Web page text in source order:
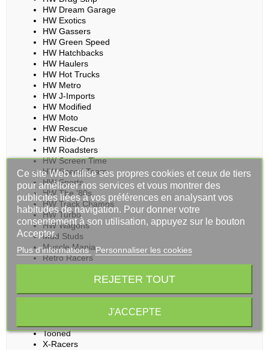
HW Dream Garage
HW Exotics
HW Gassers
HW Green Speed
HW Hatchbacks
HW Haulers
HW Hot Trucks
HW Metro
HW J-Imports
HW Modified
HW Moto
HW Rescue
HW Ride-Ons
HW Roadsters
HW Screen Time
HW Speed Team
HW Sports
HW The '80s
HW Track Champs
HW Turbo
HW Wagons
Mud Studs
Muscle Mania
Retro Racers
Tooned
X-Racers
Ce site Web utilise ses propres cookies et ceux de tiers
pour améliorer nos services et vous montrer des
publicités liées à vos préférences en analysant vos
habitudes de navigation. Pour donner votre
consentement à son utilisation, appuyez sur le bouton
Accepter.
Plus d'informations Personnaliser les cookies
REJETER TOUT
J'ACCEPTE